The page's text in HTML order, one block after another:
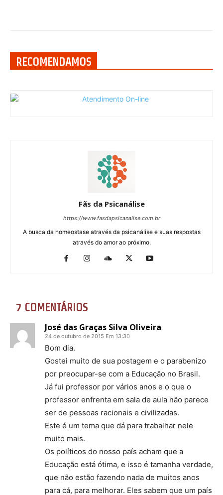
RECOMENDAMOS
Fãs da Psicanálise
https://www.fasdapsicanalise.com.br
A busca da homeostase através da psicanálise e suas respostas
através do amor ao próximo.
7 COMENTÁRIOS
José das Graças Silva Oliveira
24 de outubro de 2015 Em 13:30
Bom dia.
Gostei muito de sua postagem e o parabenizo
por preocupar-se com a Educação no Brasil.
Já fui professor por vários anos e o que o
professor enfrenta em sala de aula não parece
ser de pessoas racionais e civilizadas.
Este é um tema que dá para trabalhar nele
muito mais.
Os políticos do nosso país acham que a
Educação está ótima, e isso é tamanha verdade,
que não estão fazendo nada de muitos anos
para cá, para melhorar. Eles sabem que um país